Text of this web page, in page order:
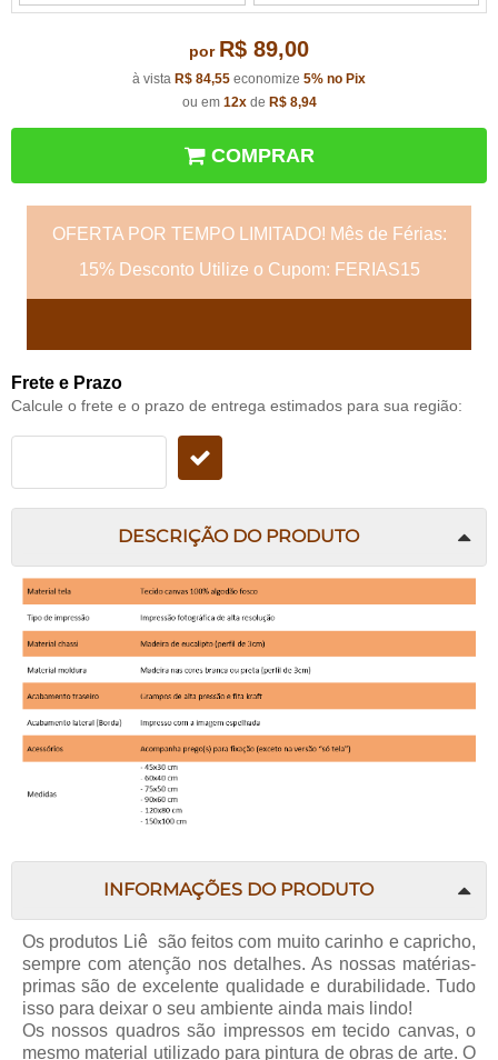
por R$ 89,00
à vista R$ 84,55 economize 5% no Pix
ou em 12xde R$ 8,94
COMPRAR
OFERTA POR TEMPO LIMITADO! Mês de Férias:
15% Desconto Utilize o Cupom: FERIAS15
Frete e Prazo
Calcule o frete e o prazo de entrega estimados para sua região:
DESCRIÇÃO DO PRODUTO
INFORMAÇÕES DO PRODUTO
Os produtos Liê são feitos com muito carinho e capricho,
sempre com atenção nos detalhes. As nossas matérias-
primas são de excelente qualidade e durabilidade. Tudo
isso para deixar o seu ambiente ainda mais lindo!
Os nossos quadros são impressos em tecido canvas, o
mesmo material utilizado para pintura de obras de arte. O